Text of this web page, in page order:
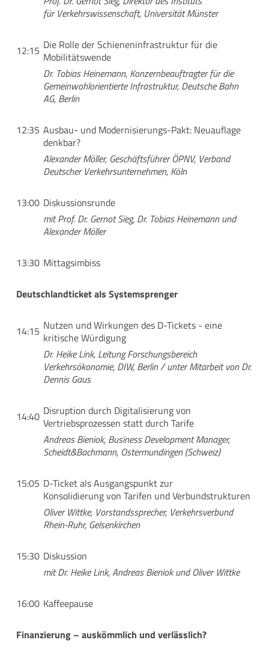
für Verkehrswissenschaft, Universität Münster
12:15 Die Rolle der Schieneninfrastruktur für die
Mobilitätswende
Dr. Tobias Heinemann, Konzernbeauftragter für die
Gemeinwohlorientierte Infrastruktur, Deutsche Bahn
AG, Berlin
12:35 Ausbau- und Modernisierungs-Pakt: Neuauflage
denkbar?
Alexander Möller, Geschäftsführer ÖPNV, Verband
Deutscher Verkehrsunternehmen, Köln
13:00 Diskussionsrunde
mit Prof. Dr. Gernot Sieg, Dr. Tobias Heinemann und
Alexander Möller
13:30 Mittagsimbiss
Deutschlandticket als Systemsprenger
14:15 Nutzen und Wirkungen des D-Tickets - eine
kritische Würdigung
Dr. Heike Link, Leitung Forschungsbereich
Verkehrsökonomie, DIW, Berlin / unter Mitarbeit von Dr.
Dennis Gaus
14:40 Disruption durch Digitalisierung von
Vertriebsprozessen statt durch Tarife
Andreas Bieniok, Business Development Manager,
Scheidt&Bachmann, Ostermundingen (Schweiz)
15:05 D-Ticket als Ausgangspunkt zur
Konsolidierung von Tarifen und Verbundstrukturen
Oliver Wittke, Vorstandssprecher, Verkehrsverbund
Rhein-Ruhr, Gelsenkirchen
15:30 Diskussion
mit Dr. Heike Link, Andreas Bieniok und Oliver Wittke
16:00 Kaffeepause
Finanzierung – auskömmlich und verlässlich?